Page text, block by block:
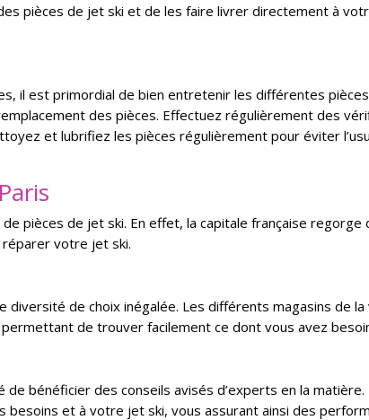
pièces de jet ski et de les faire livrer directement à
il est primordial de bien entretenir les différentes
des pièces. Effectuez régulièrement des
et lubrifiez les pièces régulièrement pour éviter
pièces de jet ski. En effet, la capitale française regorge
votre jet ski.
diversité de choix inégalée. Les différents magasins de
de trouver facilement ce dont vous avez
bénéficier des conseils avisés d’experts en la
besoins et à votre jet ski, vous assurant ainsi des